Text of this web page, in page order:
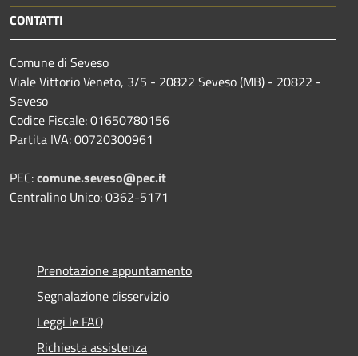
CONTATTI
Comune di Seveso
Viale Vittorio Veneto, 3/5 - 20822 Seveso (MB) - 20822 -
Seveso
Codice Fiscale: 01650780156
Partita IVA: 00720300961
PEC:comune.seveso@pec.it
Centralino Unico: 0362-5171
Prenotazione appuntamento
Segnalazione disservizio
Leggi le FAQ
Richiesta assistenza